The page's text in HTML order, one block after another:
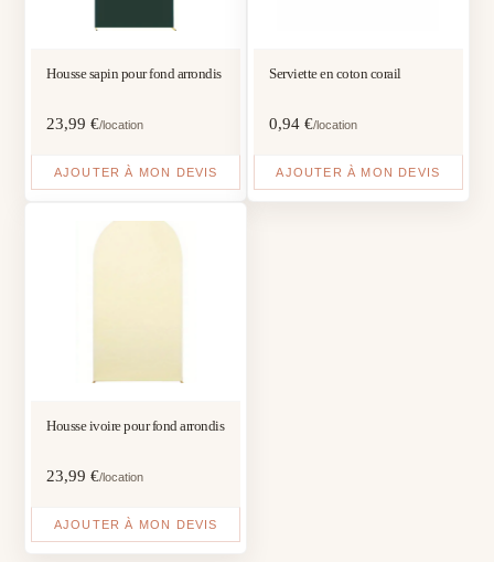
Housse sapin pour fond arrondis
23,99€/location
AJOUTER À MON DEVIS
Serviette en coton corail
0,94 €/location
AJOUTER À MON DEVIS
Housse ivoire pour fond arrondis
23,99€/location
AJOUTER À MON DEVIS